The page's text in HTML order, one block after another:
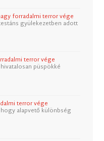
forradalmi terror vége
gyülekezetben adott
terror vége
püspökké
terror vége
alapvető különbség